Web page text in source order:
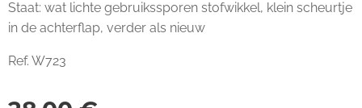
Staat: wat lichte gebruikssporen stofwikkel, klein scheurtje
in de achterflap, verder als nieuw
Ref. W723